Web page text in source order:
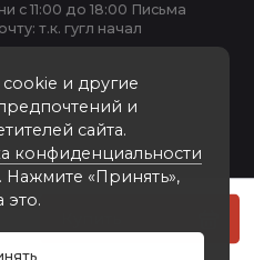
60
и другие
и
сайта.
конфиденциальности
. Нажмите «Принять»,
это.
с 11:00 до 18:00 Письма
т.к. гугл начал